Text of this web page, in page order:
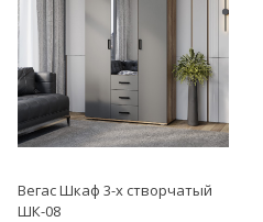
Вегас Шкаф 3-х створчатый
ШК-08